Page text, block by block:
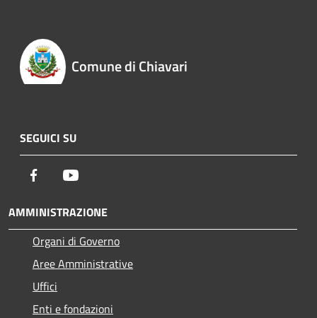
Comune di Chiavari
SEGUICI SU
Facebook
AMMINISTRAZIONE
Organi di Governo
Aree Amministrative
Uffici
Enti e fondazioni